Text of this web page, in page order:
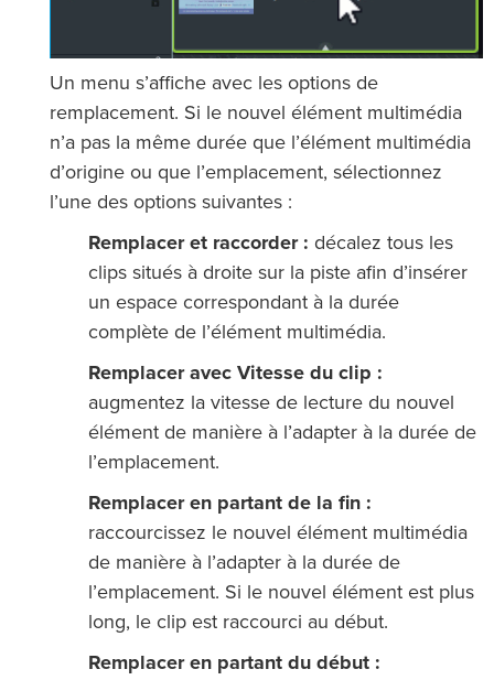
Un menu s’affiche avec les options de
remplacement. Si le nouvel élément multimédia
n’a pas la même durée que l’élément multimédia
d’origine ou que l’emplacement, sélectionnez
l’une des options suivantes :
Remplacer et raccorder : décalez tous les
clips situés à droite sur la piste afin d’insérer
un espace correspondant à la durée
complète de l’élément multimédia.
Remplacer avec Vitesse du clip :
augmentez la vitesse de lecture du nouvel
élément de manière à l’adapter à la durée de
l’emplacement.
Remplacer en partant de la fin :
raccourcissez le nouvel élément multimédia
de manière à l’adapter à la durée de
l’emplacement. Si le nouvel élément est plus
long, le clip est raccourci au début.
Remplacer en partant du début :